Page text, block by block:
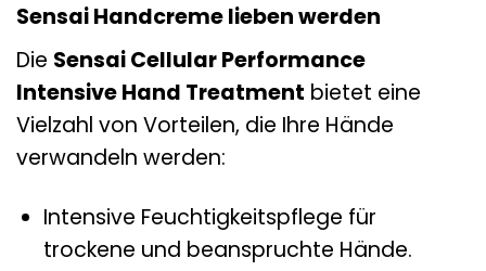
Sensai Handcreme lieben werden
Die Sensai Cellular Performance
Intensive Hand Treatment bietet eine
Vielzahl von Vorteilen, die Ihre Hände
verwandeln werden:
Intensive Feuchtigkeitspflege für
trockene und beanspruchte Hände.